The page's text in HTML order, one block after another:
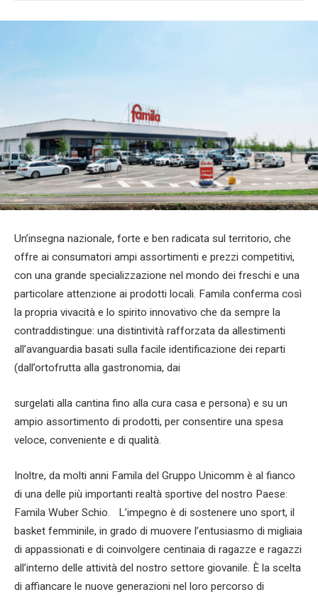
Un’insegna nazionale, forte e ben radicata sul territorio, che
offre ai consumatori ampi assortimenti e prezzi competitivi,
con una grande specializzazione nel mondo dei freschi e una
particolare attenzione ai prodotti locali. Famila conferma così
la propria vivacità e lo spirito innovativo che da sempre la
contraddistingue: una distintività rafforzata da allestimenti
all’avanguardia basati sulla facile identificazione dei reparti
(dall’ortofrutta alla gastronomia, dai
surgelati alla cantina fino alla cura casa e persona) e su un
ampio assortimento di prodotti, per consentire una spesa
veloce, conveniente e di qualità.
Inoltre, da molti anni Famila del Gruppo Unicomm è al fianco
di una delle più importanti realtà sportive del nostro Paese:
Famila Wuber Schio. L’impegno è di sostenere uno sport, il
basket femminile, in grado di muovere l’entusiasmo di migliaia
di appassionati e di coinvolgere centinaia di ragazze e ragazzi
all’interno delle attività del nostro settore giovanile. È la scelta
di affiancare le nuove generazioni nel loro percorso di